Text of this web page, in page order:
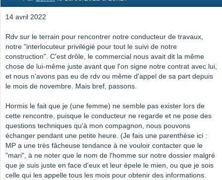
14 avril 2022
Rdv sur le terrain pour rencontrer notre conducteur de travaux,
notre "interlocuteur privilégié pour tout le suivi de notre
construction". C'est drôle, le commercial nous avait dit la même
chose de lui-même juste avant que l'on signe notre contrat avec lui,
et nous n'avons pas eu de rdv ou même d'appel de sa part depuis
le mois de novembre. Mais bref, passons.
Hormis le fait que je (une femme) ne semble pas exister lors de
cette rencontre, puisque le conducteur ne regarde et ne pose des
questions techniques qu'à mon compagnon, nous pouvons
échanger pendant une petite heure. (Je fais une parenthèse ici :
MP a une très fâcheuse tendance à ne vouloir contacter que le
"mari", à ne noter que le nom de l'homme sur notre dossier malgré
que je suis juste en face d'eux et leur épele le mien, ou que je sois
celle qui les appelle tous les mois pour obtenir des informations.